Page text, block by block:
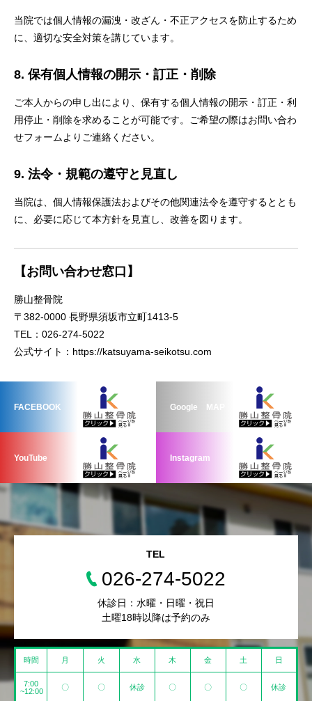
当院では個人情報の漏洩・改ざん・不正アクセスを防止するため
に、適切な安全対策を講じています。
8. 保有個人情報の開示・訂正・削除
ご本人からの申し出により、保有する個人情報の開示・訂正・利
用停止・削除を求めることが可能です。ご希望の際はお問い合わ
せフォームよりご連絡ください。
9. 法令・規範の遵守と見直し
当院は、個人情報保護法およびその他関連法令を遵守するととも
に、必要に応じて本方針を見直し、改善を図ります。
【お問い合わせ窓口】
勝山整骨院
〒382-0000 長野県須坂市立町1413-5
TEL：026-274-5022
公式サイト： https://katsuyama-seikotsu.com
FACEBOOK Google MAP
YouTube Instagram
TEL
026-274-5022
休診日：水曜・日曜・祝日
土曜18時以降は予約のみ
時間 月 火 水 木 金 土 日
7:00
~12:00
〇 〇 休診 〇 〇 〇 休診